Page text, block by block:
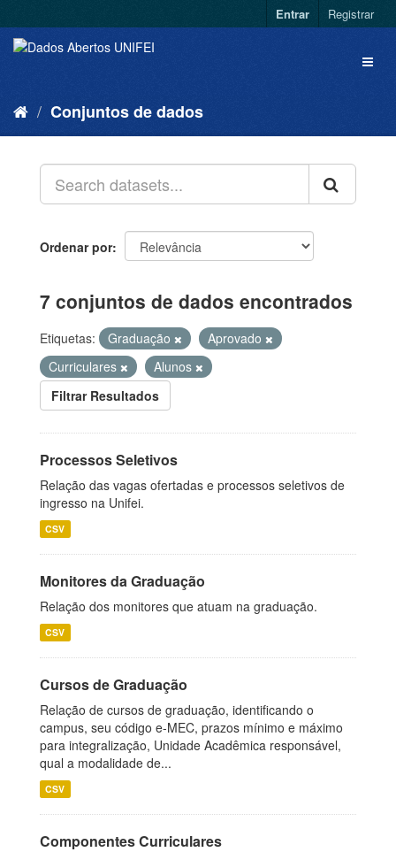
Entrar Registrar
Conjuntos de dados
Ordenar por
7 conjuntos de dados encontrados
Etiquetas: Graduação
Aprovado
Curriculares
Alunos
Filtrar Resultados
Processos Seletivos
Relação das vagas ofertadas e processos seletivos de
ingresso na Unifei.
CSV
Monitores da Graduação
Relação dos monitores que atuam na graduação.
CSV
Cursos de Graduação
Relação de cursos de graduação, identificando o
campus, seu código e-MEC, prazos mínimo e máximo
para integralização, Unidade Acadêmica responsável,
qual a modalidade de...
CSV
Componentes Curriculares